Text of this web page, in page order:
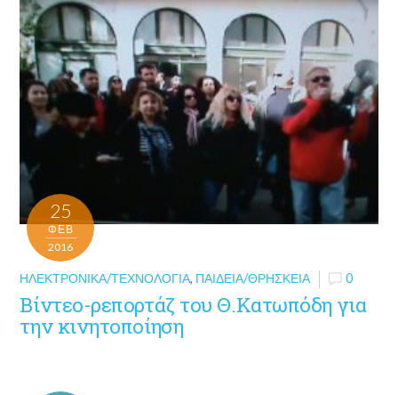
25
ΦΕΒ
2016
ΗΛΕΚΤΡΟΝΙΚΆ/ΤΕΧΝΟΛΟΓΊΑ, ΠΑΙΔΕΊΑ/ΘΡΗΣΚΕΊΑ 0
Βίντεο-ρεπορτάζ του Θ.Κατωπόδη για
την κινητοποίηση